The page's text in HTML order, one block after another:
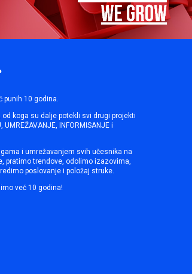
punih 10 godina.
koga su dalje potekli svi drugi projekti
INFORMISANJE i
i umrežavanjem svih učesnika na
pratimo trendove, odolimo izazovima,
poslovanje i položaj struke.
već 10 godina!